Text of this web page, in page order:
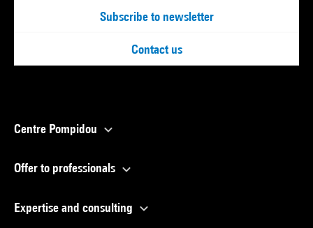
Subscribe to newsletter
Contact us
Centre Pompidou
Offer to professionals
Expertise and consulting